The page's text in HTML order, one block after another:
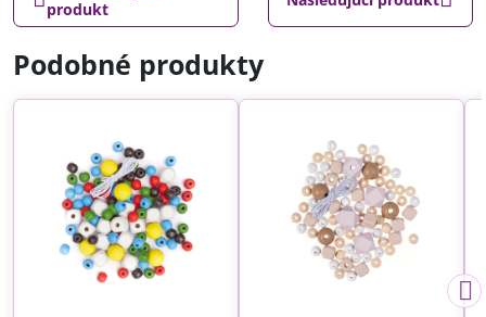
produkt
Podobné produkty